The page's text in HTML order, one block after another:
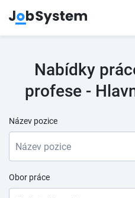
Nabídky
profese -
Název pozice
Obor práce